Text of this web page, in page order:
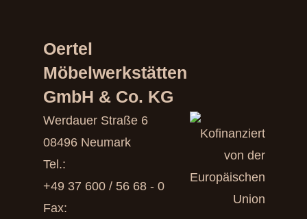
Oertel
Möbelwerkstätten
GmbH & Co. KG
Werdauer Straße 6
08496 Neumark
Tel.:
+49 37 600 / 56 68 - 0
Fax: